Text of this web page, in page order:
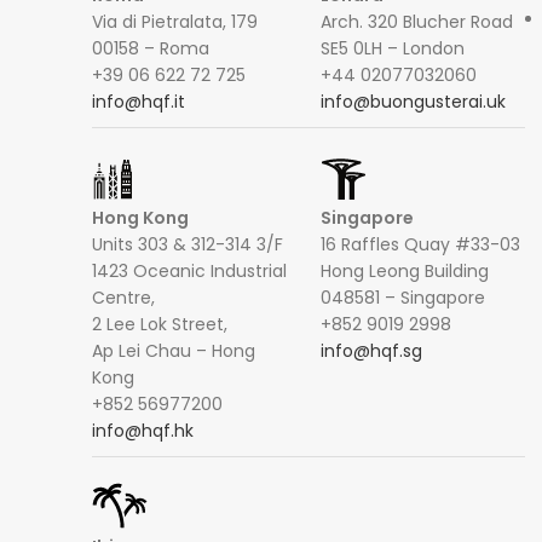
Via di Pietralata, 179
00158 – Roma
+39 06 622 72 725
info@hqf.it
Arch. 320 Blucher Road
SE5 0LH – London
+44 02077032060
info@buongusterai.uk
Hong Kong
Units 303 & 312-314 3/F
1423 Oceanic Industrial
Centre,
2 Lee Lok Street,
Ap Lei Chau – Hong
Kong
+852 56977200
info@hqf.hk
Singapore
16 Raffles Quay #33-03
Hong Leong Building
048581 – Singapore
+852 9019 2998
info@hqf.sg